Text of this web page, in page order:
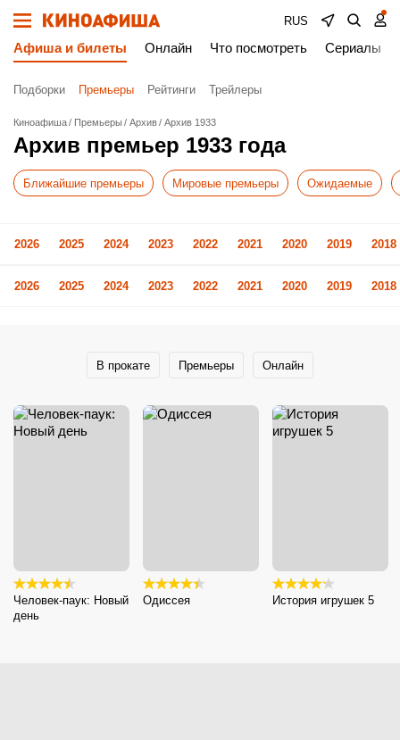
RUS
Афиша и билеты Онлайн Что посмотреть Сериалы
Подборки Премьеры Рейтинги Трейлеры
Киноафиша Премьеры Архив Архив 1933
Архив премьер 1933 года
Ближайшие премьеры Мировые премьеры Ожидаемые
2026 2025 2024 2023 2022 2021 2020 2019 2018
2026 2025 2024 2023 2022 2021 2020 2019 2018
В прокате Премьеры Онлайн
Человек-паук: Новый
день
Одиссея История игрушек 5